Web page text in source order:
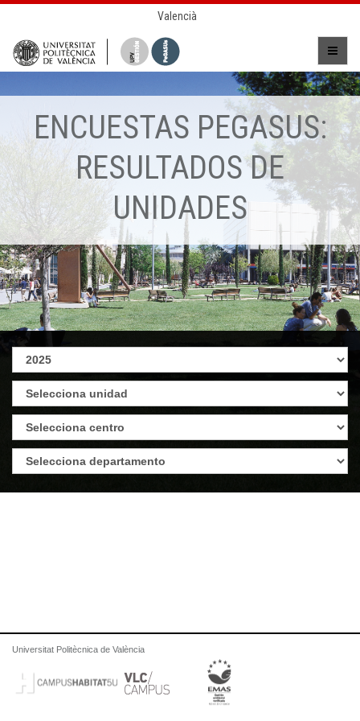
Valencià
ENCUESTAS PEGASUS:
RESULTADOS DE
UNIDADES
Universitat Politècnica de València